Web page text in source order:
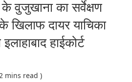
के वुजुखाना का सर्वेक्षण
दायर याचिका
हाईकोर्ट
mins read )